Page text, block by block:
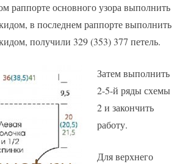
раппорте основного узора выполнить
в последнем раппорте выполнить
получили 329 (353) 377 петель.
Затем выполнить
2-5-й ряды схемы
2 и закончить
работу.
Для верхнего